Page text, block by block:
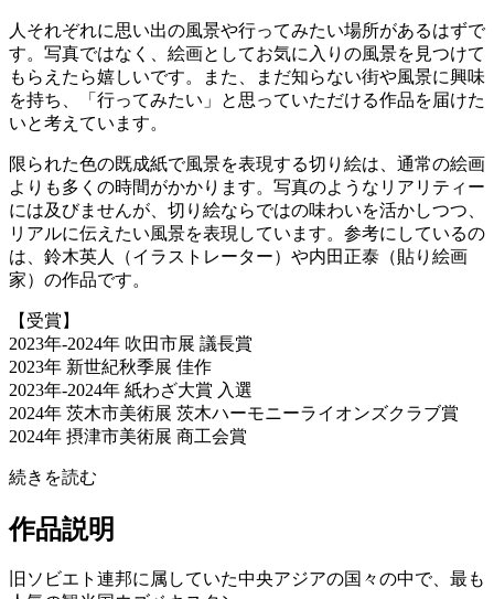
人それぞれに思い出の風景や行ってみたい場所があるはずで
す。写真ではなく、絵画としてお気に入りの風景を見つけて
もらえたら嬉しいです。また、まだ知らない街や風景に興味
を持ち、「行ってみたい」と思っていただける作品を届けた
いと考えています。
限られた色の既成紙で風景を表現する切り絵は、通常の絵画
よりも多くの時間がかかります。写真のようなリアリティー
には及びませんが、切り絵ならではの味わいを活かしつつ、
リアルに伝えたい風景を表現しています。参考にしているの
は、鈴木英人（イラストレーター）や内田正泰（貼り絵画
家）の作品です。
【受賞】
2023年-2024年 吹田市展 議長賞
2023年 新世紀秋季展 佳作
2023年-2024年 紙わざ大賞 入選
2024年 茨木市美術展 茨木ハーモニーライオンズクラブ賞
2024年 摂津市美術展 商工会賞
続きを読む
作品説明
旧ソビエト連邦に属していた中央アジアの国々の中で、最も